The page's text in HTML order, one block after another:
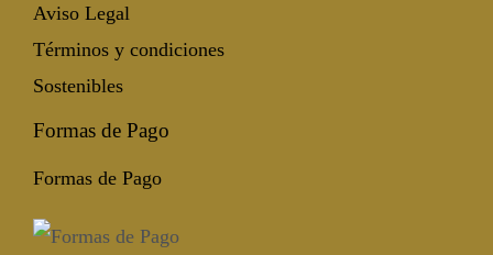
Aviso Legal
Términos y condiciones
Sostenibles
Formas de Pago
Formas de Pago